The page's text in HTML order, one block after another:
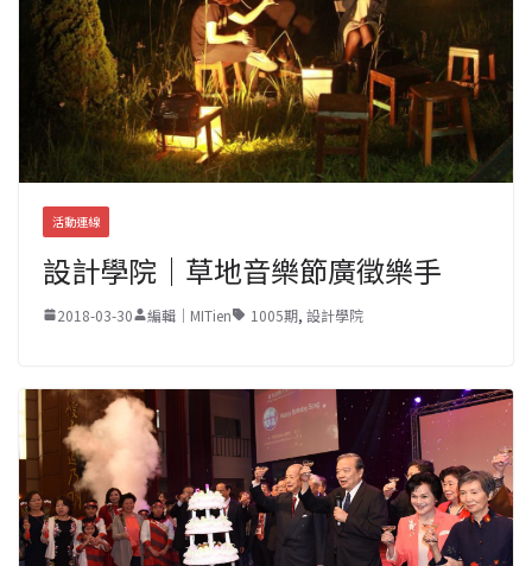
活動連線
設計學院｜草地音樂節廣徵樂手
2018-03-30 編輯｜MITien 1005期, 設計學院